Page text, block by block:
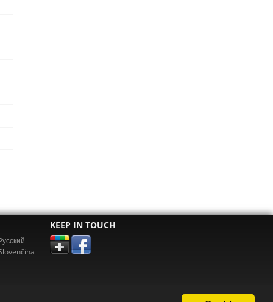
KEEP IN TOUCH